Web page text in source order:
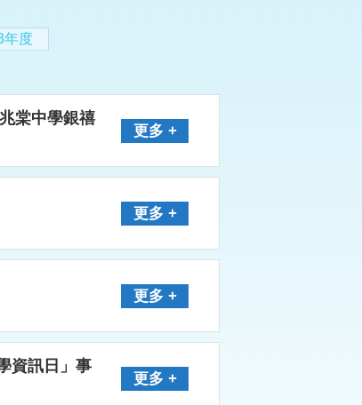
年度
棠中學銀禧
更多 +
更多 +
更多 +
資訊日」事
更多 +